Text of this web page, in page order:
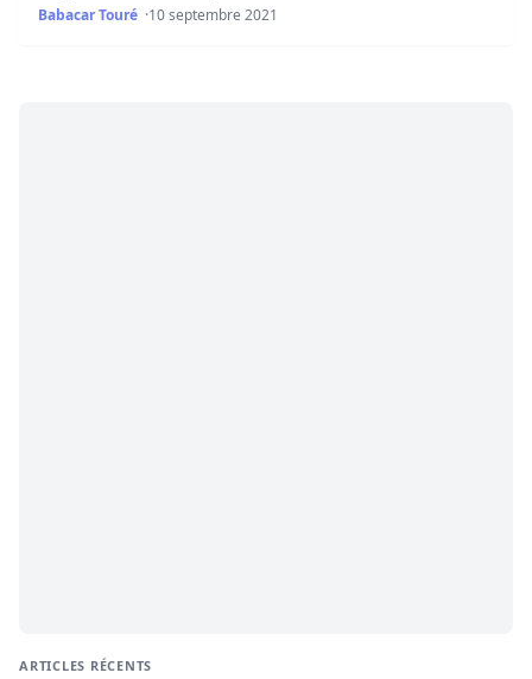
Babacar Touré 10 septembre 2021
ARTICLES RÉCENTS